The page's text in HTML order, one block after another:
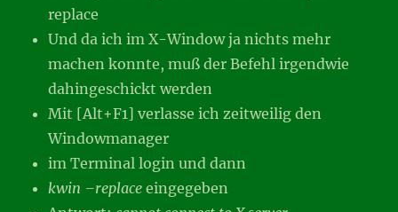
replace
Und da ich im X-Window ja nichts mehr
machen konnte, muß der Befehl irgendwie
dahingeschickt werden
Mit [Alt+F1] verlasse ich zeitweilig den
Windowmanager
im Terminal login und dann
kwin –replace eingegeben